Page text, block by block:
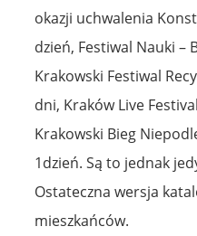
okazji uchwalenia
dzień, Festiwal Nauki –
Krakowski Festiwal
dni, Kraków Live
Krakowski Bieg
1dzień. Są to jednak
Ostateczna wersja
mieszkańców.